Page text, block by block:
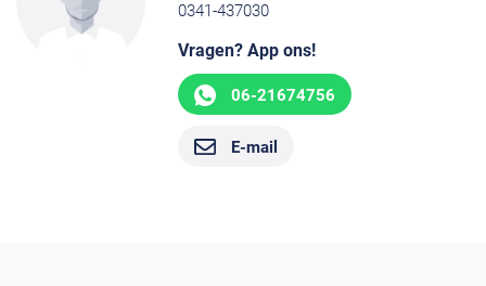
0341-437030
Vragen? App ons!
06-21674756
E-mail